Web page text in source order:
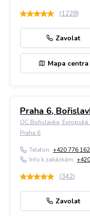
(1228)
Zavolat
Mapa centra
Praha 6,
OC Bořislavka, Evropská
Praha 6
Telefon: +420 776
Info k zakázkám:
(342)
Zavolat